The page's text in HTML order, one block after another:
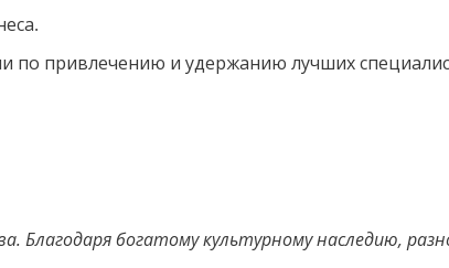
по привлечению и удержанию лучших
Благодаря богатому культурному наследию,